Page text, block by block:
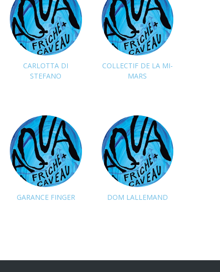
CARLOTTA DI
STEFANO
COLLECTIF DE LA MI-
MARS
GARANCE FINGER DOM LALLEMAND